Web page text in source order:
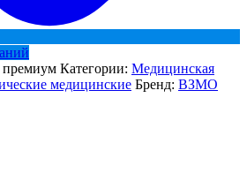
Категории: Медицинская
медицинские Бренд: ВЗМО